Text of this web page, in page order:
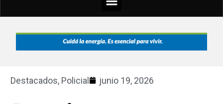
Destacados, Policial junio 19, 2026